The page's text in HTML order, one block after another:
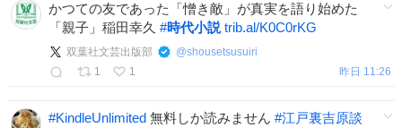
かつての友であった「憎き敵」が真実を語り始めた
「親子」稲田幸久 #時代小説 trib.al/K0C0rKG
双葉社文芸出版部 @shousetsusuiri
1
1 昨日 11:26
#KindleUnlimited 無料しか読みません #江戸裏吉原談